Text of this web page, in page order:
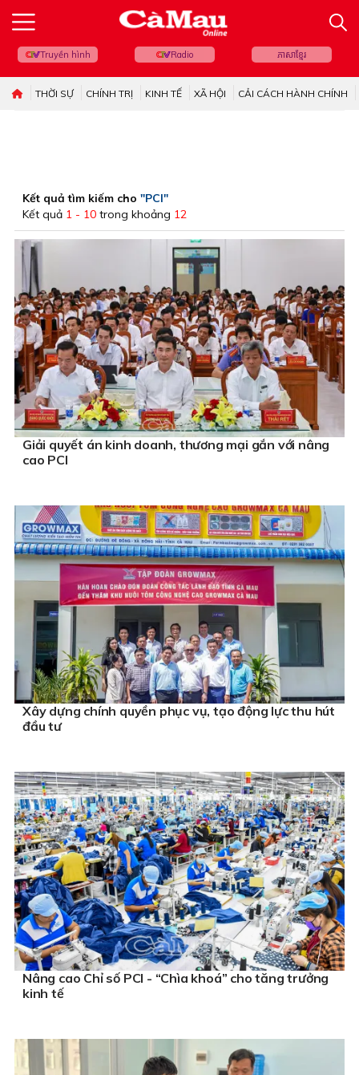
Truyền hình Radio ភាសាខ្មែរ
THỜI SỰ CHÍNH TRỊ KINH TẾ XÃ HỘI CẢI CÁCH HÀNH CHÍNH
Kết quả tìm kiếm cho "PCI"
Kết quả 1 - 10 trong khoảng 12
Giải quyết án kinh doanh, thương mại gắn với nâng
cao PCI
Xây dựng chính quyền phục vụ, tạo động lực thu hút
đầu tư
Nâng cao Chỉ số PCI - “Chìa khoá” cho tăng trưởng
kinh tế